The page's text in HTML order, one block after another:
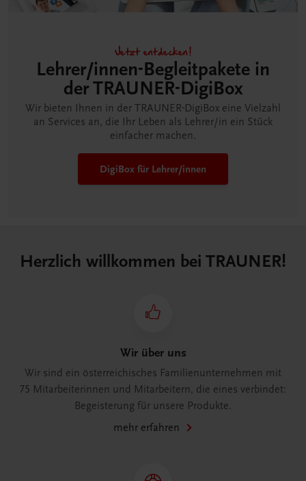
Jetzt entdecken!
Lehrer/innen-Begleitpakete in
der TRAUNER-DigiBox
Wir bieten Ihnen in der TRAUNER-DigiBox eine Vielzahl
an Services an, die Ihr Leben als Lehrer/in ein Stück
einfacher machen.
DigiBox für Lehrer/innen
Herzlich willkommen bei TRAUNER!
Wir über uns
Wir sind ein österreichisches Familienunternehmen mit
75 Mitarbeiterinnen und Mitarbeitern, die eines verbindet:
Begeisterung für unsere Produkte.
mehr erfahren